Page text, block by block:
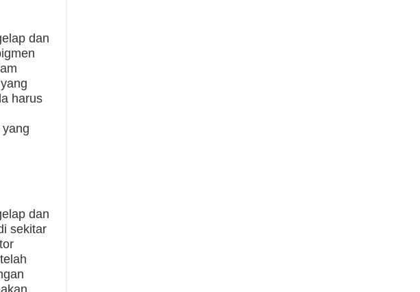
dan
harus
dan
sekitar